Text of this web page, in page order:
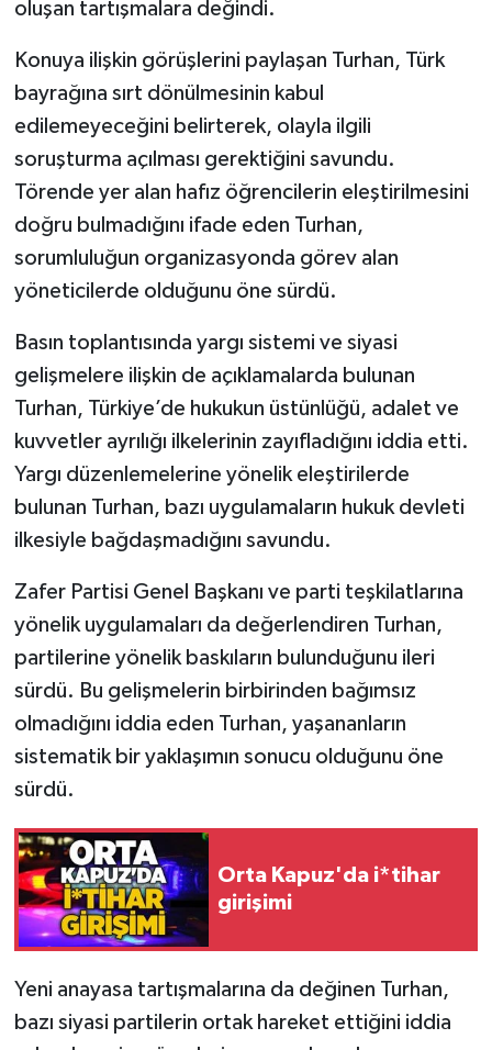
oluşan tartışmalara değindi.
Konuya ilişkin görüşlerini paylaşan Turhan, Türk
bayrağına sırt dönülmesinin kabul
edilemeyeceğini belirterek, olayla ilgili
soruşturma açılması gerektiğini savundu.
Törende yer alan hafız öğrencilerin eleştirilmesini
doğru bulmadığını ifade eden Turhan,
sorumluluğun organizasyonda görev alan
yöneticilerde olduğunu öne sürdü.
Basın toplantısında yargı sistemi ve siyasi
gelişmelere ilişkin de açıklamalarda bulunan
Turhan, Türkiye’de hukukun üstünlüğü, adalet ve
kuvvetler ayrılığı ilkelerinin zayıfladığını iddia etti.
Yargı düzenlemelerine yönelik eleştirilerde
bulunan Turhan, bazı uygulamaların hukuk devleti
ilkesiyle bağdaşmadığını savundu.
Zafer Partisi Genel Başkanı ve parti teşkilatlarına
yönelik uygulamaları da değerlendiren Turhan,
partilerine yönelik baskıların bulunduğunu ileri
sürdü. Bu gelişmelerin birbirinden bağımsız
olmadığını iddia eden Turhan, yaşananların
sistematik bir yaklaşımın sonucu olduğunu öne
sürdü.
Orta Kapuz'da i*tihar
girişimi
Yeni anayasa tartışmalarına da değinen Turhan,
bazı siyasi partilerin ortak hareket ettiğini iddia
Resmi İlan
Röportaj
Sağlık
SİYASET
Ulusal
Yaşam